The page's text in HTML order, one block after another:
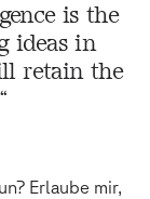
is the
ideas in
retain the
Erlaube mir,